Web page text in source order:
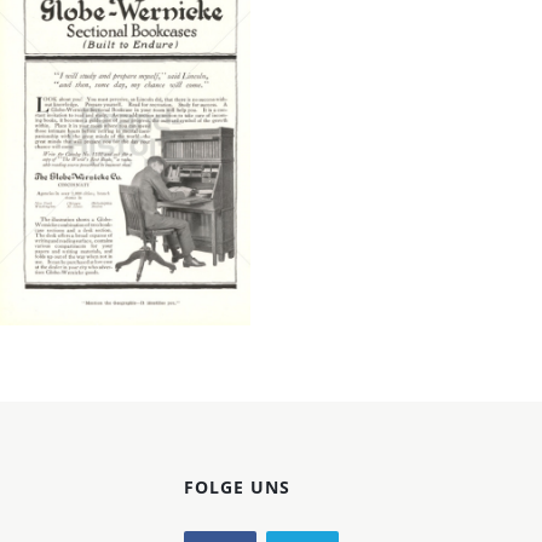
Konzerne
Epoche
THE GLOBE-
WERNICKE CO.
Goodyear Dunlop
Tires Austria GmbH
1916
Bild-ID: 4375
FOLGE UNS